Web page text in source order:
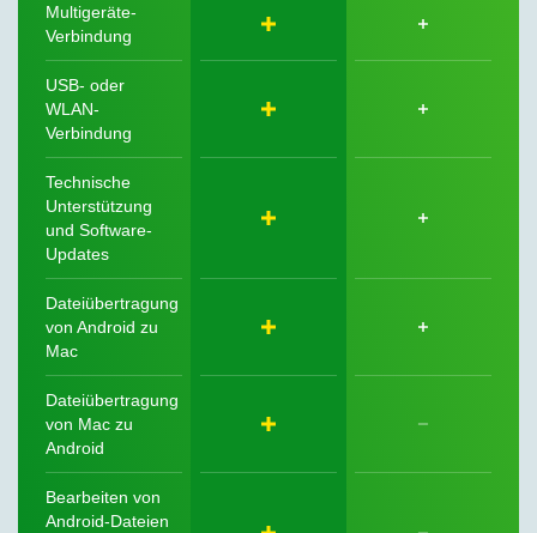
Multigeräte-
Verbindung
USB- oder
WLAN-
Verbindung
Technische
Unterstützung
und Software-
Updates
Dateiübertragung
von Android zu
Mac
Dateiübertragung
von Mac zu
Android
Bearbeiten von
Android-Dateien